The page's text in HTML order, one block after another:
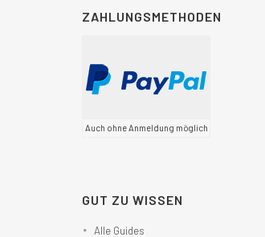
ZAHLUNGSMETHODEN
Auch ohne Anmeldung möglich
GUT ZU WISSEN
Alle Guides